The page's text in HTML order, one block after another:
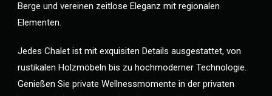
Berge und vereinen zeitlose Eleganz mit regionalen
Elementen.
Jedes Chalet ist mit exquisiten Details ausgestattet, von
rustikalen Holzmöbeln bis zu hochmoderner Technologie.
Genießen Sie private Wellnessmomente in der privaten